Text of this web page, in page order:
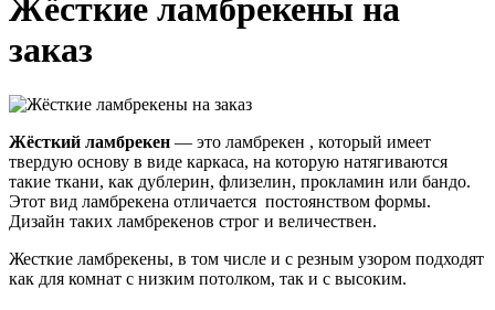
Жёсткие ламбрекены на
заказ
Жёсткий ламбрекен — это ламбрекен , который имеет
твердую основу в виде каркаса, на которую натягиваются
такие ткани, как дублерин, флизелин, прокламин или бандо.
Этот вид ламбрекена отличается постоянством формы.
Дизайн таких ламбрекенов строг и величествен.
Жесткие ламбрекены, в том числе и с резным узором подходят
как для комнат с низким потолком, так и с высоким.